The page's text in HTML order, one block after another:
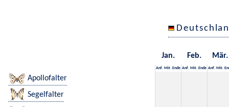
Jan. Feb. Mär.
Anf. Mit. Ende Anf. Mit. Ende Anf. Mit.
Apollofalter
Segelfalter